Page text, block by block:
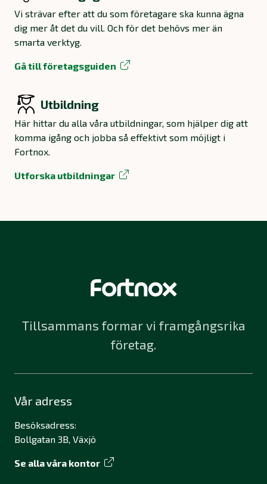
Vi strävar efter att du som företagare ska kunna ägna
dig mer åt det du vill. Och för det behövs mer än
smarta verktyg.
Gå till företagsguiden
Utbildning
Här hittar du alla våra utbildningar, som hjälper dig att
komma igång och jobba så effektivt som möjligt i
Fortnox.
Utforska utbildningar
Tillsammans formar vi framgångsrika
företag.
Vår adress
Besöksadress:
Bollgatan 3B, Växjö
Se alla våra kontor